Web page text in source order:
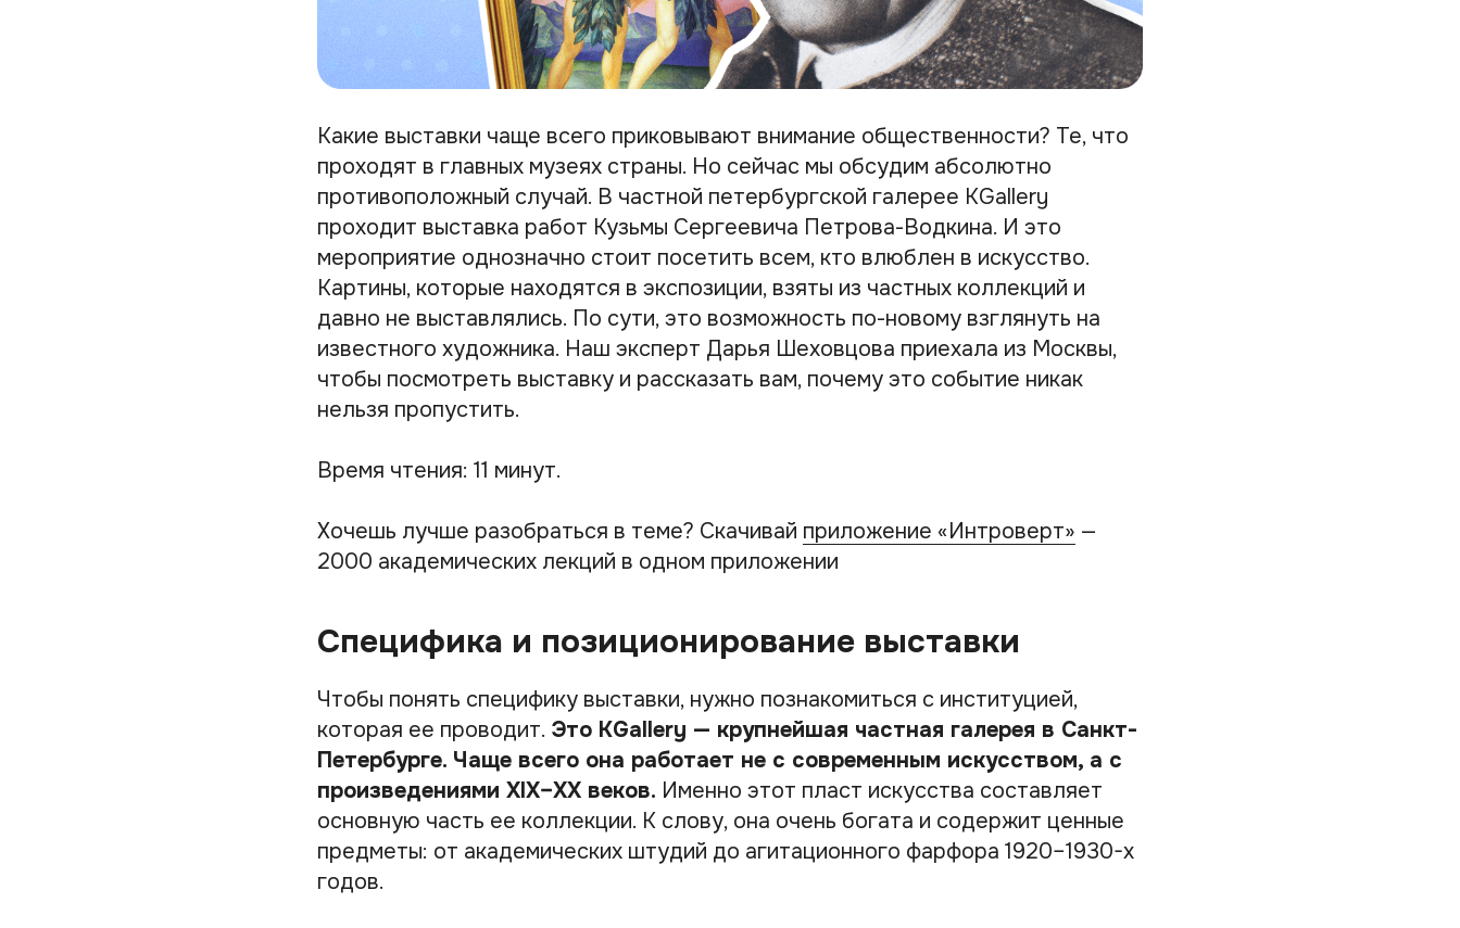
Какие выставки чаще всего приковывают внимание общественности? Те, что
проходят в главных музеях страны. Но сейчас мы обсудим абсолютно
противоположный случай. В частной петербургской галерее KGallery
проходит выставка работ Кузьмы Сергеевича Петрова-Водкина. И это
мероприятие однозначно стоит посетить всем, кто влюблен в искусство.
Картины, которые находятся в экспозиции, взяты из частных коллекций и
давно не выставлялись. По сути, это возможность по-новому взглянуть на
известного художника. Наш эксперт Дарья Шеховцова приехала из Москвы,
чтобы посмотреть выставку и рассказать вам, почему это событие никак
нельзя пропустить.
Время чтения: 11 минут.
Хочешь лучше разобраться в теме? Скачивай приложение «Интроверт» —
2000 академических лекций в одном приложении
Специфика и позиционирование выставки
Чтобы понять специфику выставки, нужно познакомиться с институцией,
которая ее проводит. Это KGallery — крупнейшая частная галерея в Санкт-
Петербурге. Чаще всего она работает не с современным искусством, а с
произведениями XIX–XX веков. Именно этот пласт искусства составляет
основную часть ее коллекции. К слову, она очень богата и содержит ценные
предметы: от академических штудий до агитационного фарфора 1920–1930-х
годов.